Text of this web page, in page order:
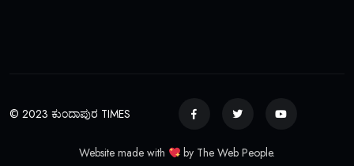
© 2023 ಕುಂದಾಪುರ TIMES
Website made with by The Web People.